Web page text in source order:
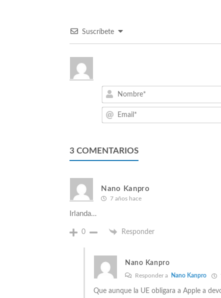
Suscríbete
3 COMENTARIOS
Nano Kanpro
7 años hace
Irlanda…
0 Responder
Nano Kanpro
Responder a Nano Kanpro
Que aunque la UE obligara a Apple a